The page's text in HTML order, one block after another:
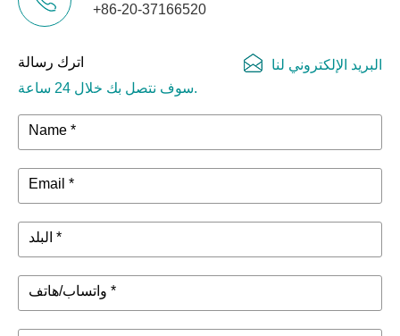
+86-20-37166520
اترك رسالة
سوف نتصل بك خلال 24 ساعة.
البريد الإلكتروني لنا
Name *
Email *
البلد *
واتساب/هاتف *